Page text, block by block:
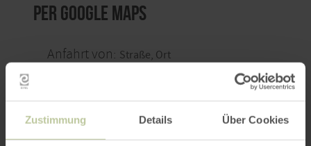
Zustimmung Details Über Cookies
per Google Maps
Anfahrt von: